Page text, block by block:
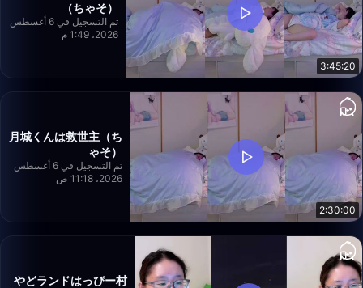
3:45:20
（ちゃそ）
تم التسجيل في 6 أغسطس
2026، 1:49 م
2:30:00
月城くんは救世主（ち
ゃそ）
تم التسجيل في 6 أغسطس
2026، 11:18 ص
やどランドはっぴー村